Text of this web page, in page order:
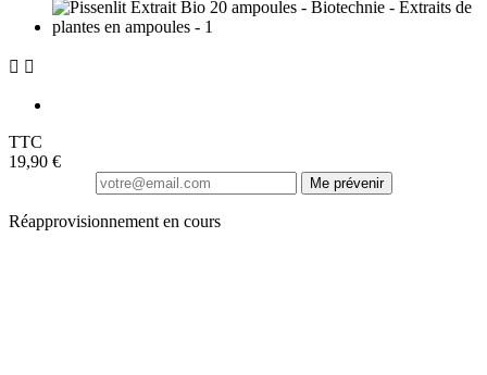
 
TTC
19,90 €
Me prévenir
Réapprovisionnement en cours